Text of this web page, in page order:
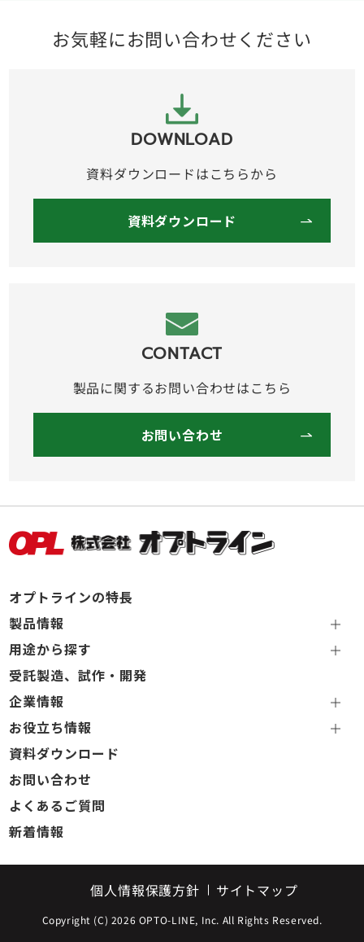
お気軽にお問い合わせください
DOWNLOAD
資料ダウンロードはこちらから
資料ダウンロード
CONTACT
製品に関するお問い合わせはこちら
お問い合わせ
オプトラインの特長
製品情報
用途から探す
受託製造、試作・開発
企業情報
お役立ち情報
資料ダウンロード
お問い合わせ
よくあるご質問
新着情報
個人情報保護方針 サイトマップ
Copyright (C) 2026 OPTO-LINE, Inc. All Rights Reserved.